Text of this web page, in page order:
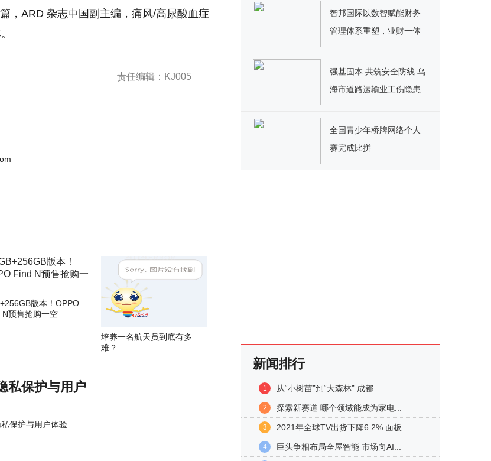
，ARD 杂志中国副主编，痛风/高尿酸血症
责任编辑：KJ005
版本！OPPO
N预售抢购一空
培养一名航天员到底有多
难？
私保护与用户
保护与用户体验
智邦国际以数智赋能财务
管理体系重塑，业财一体
效
强基固本 共筑安全防线 乌
海市道路运输业工伤隐患
开班
全国青少年桥牌网络个人
赛完成比拼
新闻排行
1 从“小树苗”到“大森林” 成都...
2 探索新赛道 哪个领域能成为家电...
3 2021年全球TV出货下降6.2% 面板...
4 巨头争相布局全屋智能 市场向AI...